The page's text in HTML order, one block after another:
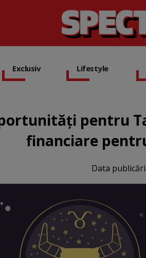
Exclusiv Lifestyle
pentru
financiare
Data